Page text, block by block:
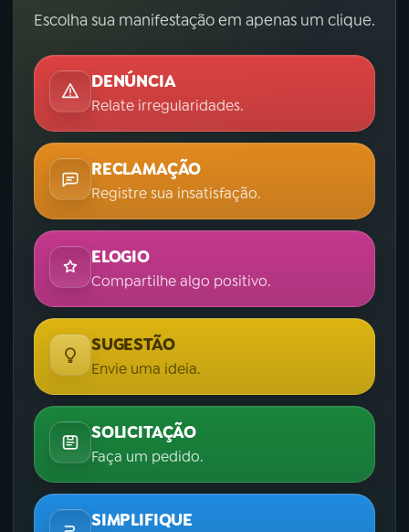
Escolha sua manifestação em apenas um clique.
DENÚNCIA
Relate irregularidades.
RECLAMAÇÃO
Registre sua insatisfação.
ELOGIO
Compartilhe algo positivo.
SUGESTÃO
Envie uma ideia.
SOLICITAÇÃO
Faça um pedido.
SIMPLIFIQUE